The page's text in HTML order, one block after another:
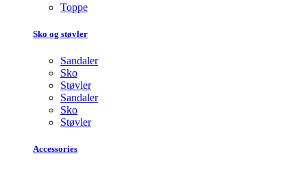
Toppe
Sko og støvler
Sandaler
Sko
Støvler
Sandaler
Sko
Støvler
Accessories